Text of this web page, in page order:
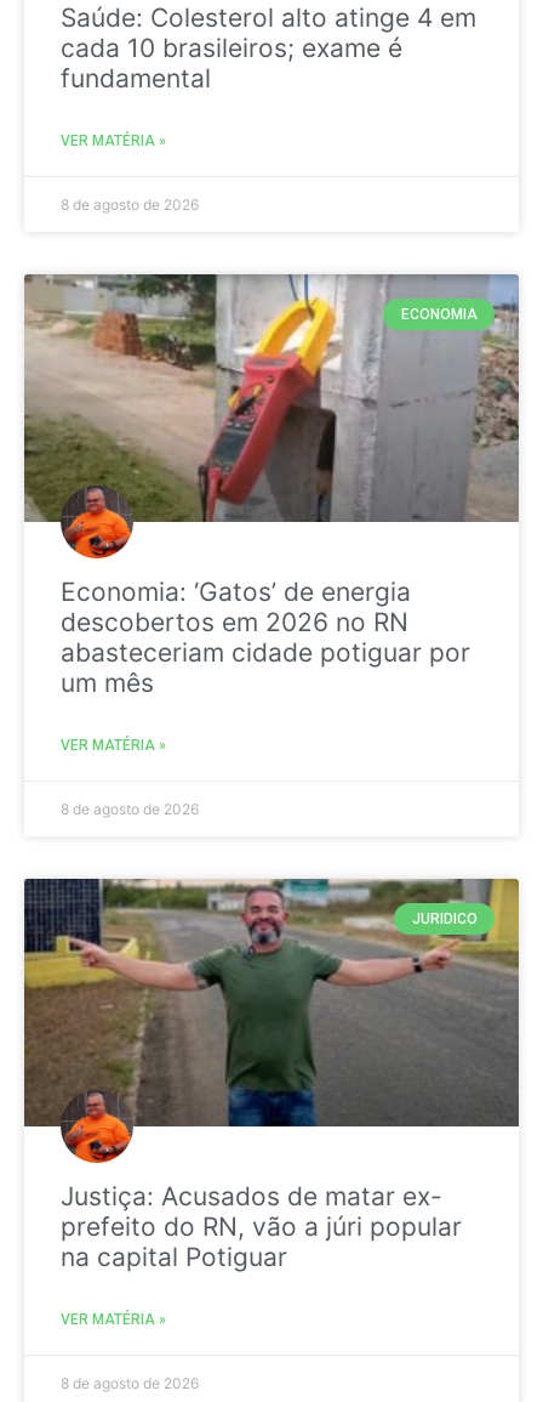
Saúde: Colesterol alto atinge 4 em
cada 10 brasileiros; exame é
fundamental
VER MATÉRIA »
8 de agosto de 2026
ECONOMIA
Economia: ‘Gatos’ de energia
descobertos em 2026 no RN
abasteceriam cidade potiguar por
um mês
VER MATÉRIA »
8 de agosto de 2026
JURIDICO
Justiça: Acusados de matar ex-
prefeito do RN, vão a júri popular
na capital Potiguar
VER MATÉRIA »
8 de agosto de 2026